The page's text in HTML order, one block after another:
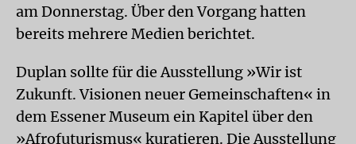
am Donnerstag. Über den Vorgang hatten
bereits mehrere Medien berichtet.
Duplan sollte für die Ausstellung »Wir ist
Zukunft. Visionen neuer Gemeinschaften« in
dem Essener Museum ein Kapitel über den
»Afrofuturismus« kuratieren. Die Ausstellung